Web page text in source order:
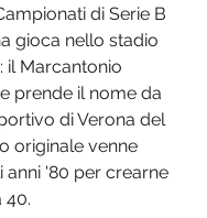
di Serie B
gioca nello stadio
il Marcantonio
prende il nome da
di Verona del
originale venne
'80 per crearne
40.